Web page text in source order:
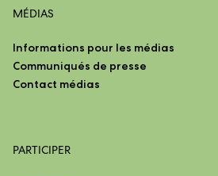
MÉDIAS
Informations pour les médias
Communiqués de presse
Contact médias
PARTICIPER